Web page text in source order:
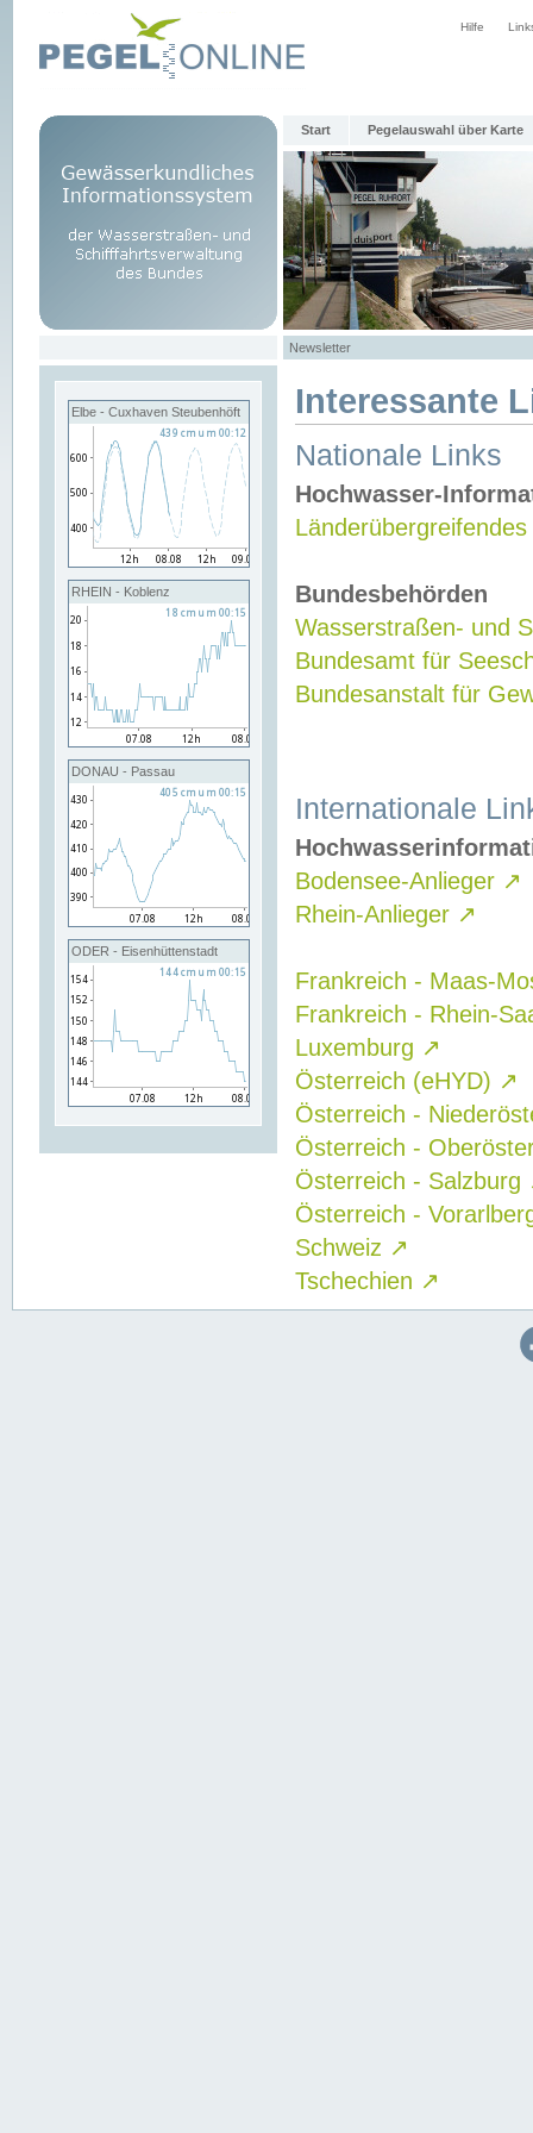
Hilfe
Start Pegelauswahl über Karte
Newsletter
Elbe - Cuxhaven Steubenhöft
RHEIN - Koblenz
DONAU - Passau
ODER - Eisenhüttenstadt
Interessante
Nationale Links
Hochwasser-
Bundesbehörden
Wasserstraßen- und
Bundesamt für
Bundesanstalt für
Internationale
Bodensee-Anlieger ↗
Rhein-Anlieger ↗
Frankreich - Maas-
Frankreich - Rhein-
Luxemburg ↗
Österreich (eHYD) ↗
Österreich -
Österreich -
Österreich - Salzburg
Österreich -
Schweiz ↗
Tschechien ↗